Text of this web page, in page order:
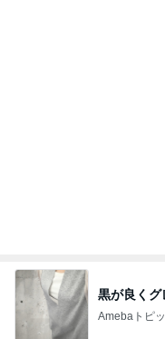
黒が良くグ
Amebaトピ